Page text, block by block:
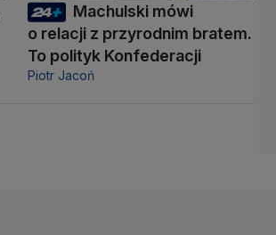
Machulski mówi
o relacji z przyrodnim bratem.
To polityk Konfederacji
Piotr Jacoń